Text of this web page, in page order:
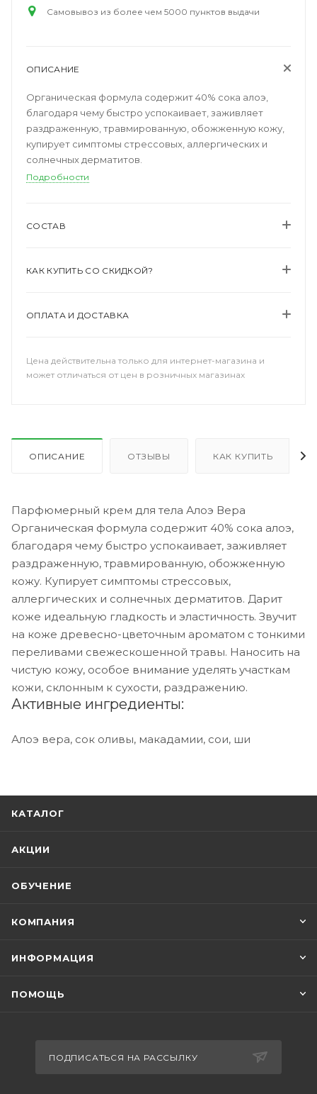
Самовывоз из более чем 5000 пунктов выдачи
ОПИСАНИЕ
Органическая формула содержит 40% сока алоэ,
благодаря чему быстро успокаивает, заживляет
раздраженную, травмированную, обожженную кожу,
купирует симптомы стрессовых, аллергических и
солнечных дерматитов.
Подробности
СОСТАВ
КАК КУПИТЬ СО СКИДКОЙ?
ОПЛАТА И ДОСТАВКА
Цена действительна только для интернет-магазина и
может отличаться от цен в розничных магазинах
ОПИСАНИЕ ОТЗЫВЫ КАК КУПИТЬ
Парфюмерный крем для тела Алоэ Вера
Органическая формула содержит 40% сока алоэ,
благодаря чему быстро успокаивает, заживляет
раздраженную, травмированную, обожженную
кожу. Купирует симптомы стрессовых,
аллергических и солнечных дерматитов. Дарит
коже идеальную гладкость и эластичность. Звучит
на коже древесно-цветочным ароматом с тонкими
переливами свежескошенной травы. Наносить на
чистую кожу, особое внимание уделять участкам
кожи, склонным к сухости, раздражению.
Активные ингредиенты:
Алоэ вера, сок оливы, макадамии, сои, ши
КАТАЛОГ
АКЦИИ
ОБУЧЕНИЕ
КОМПАНИЯ
ИНФОРМАЦИЯ
ПОМОЩЬ
ПОДПИСАТЬСЯ НА РАССЫЛКУ